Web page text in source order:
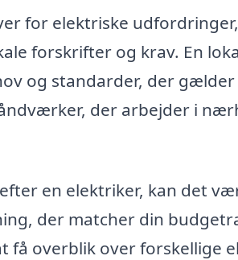
for elektriske
forskrifter og krav. En
og standarder, der
der arbejder i
en elektriker, kan det
der matcher din
få overblik over forskellige